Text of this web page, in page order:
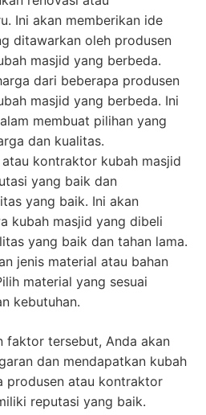
Ini akan memberikan ide
ditawarkan oleh produsen
masjid yang berbeda.
dari beberapa produsen
masjid yang berbeda. Ini
membuat pilihan yang
dan kualitas.
kontraktor kubah masjid
yang baik dan
yang baik. Ini akan
kubah masjid yang dibeli
yang baik dan tahan lama.
jenis material atau bahan
material yang sesuai
kebutuhan.
faktor tersebut, Anda akan
dan mendapatkan kubah
produsen atau kontraktor
reputasi yang baik.